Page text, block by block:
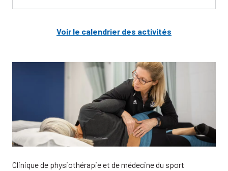
Voir le calendrier des activités
Clinique de physiothérapie et de médecine du sport